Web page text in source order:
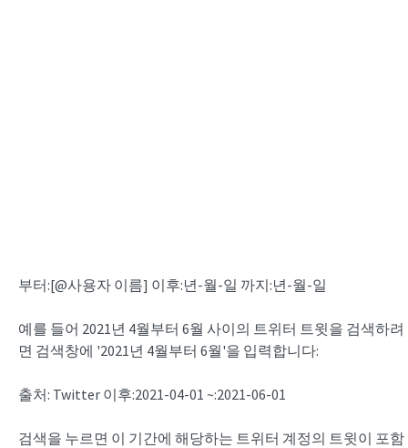
부터:[@사용자 이름] 이후:년-월-일 까지:년-월-일
예를 들어 2021년 4월부터 6월 사이의 트위터 트윗을 검색하려
면 검색창에 '2021년 4월부터 6월'을 입력합니다:
출처: Twitter 이후:2021-04-01 ~:2021-06-01
검색을 누르면 이 기간에 해당하는 트위터 계정의 트윗이 포함